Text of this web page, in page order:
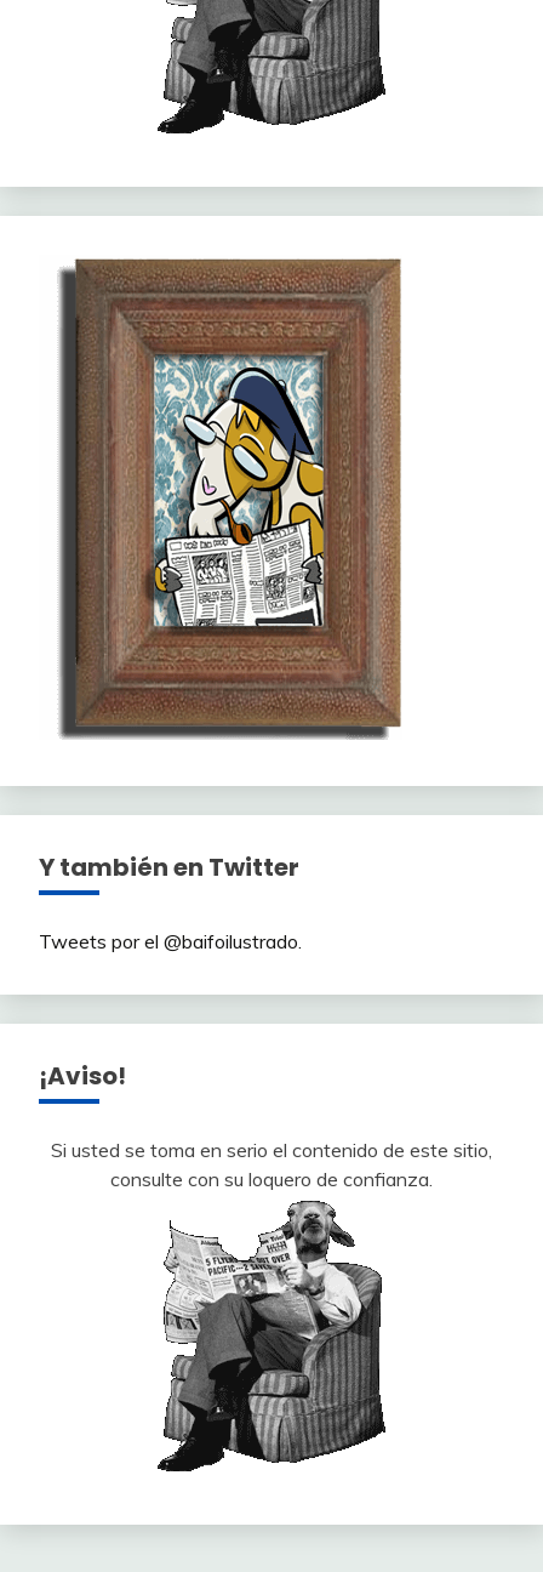
Y también en Twitter
Tweets por el @baifoilustrado.
¡Aviso!
Si usted se toma en serio el contenido de este sitio,
consulte con su loquero de confianza.